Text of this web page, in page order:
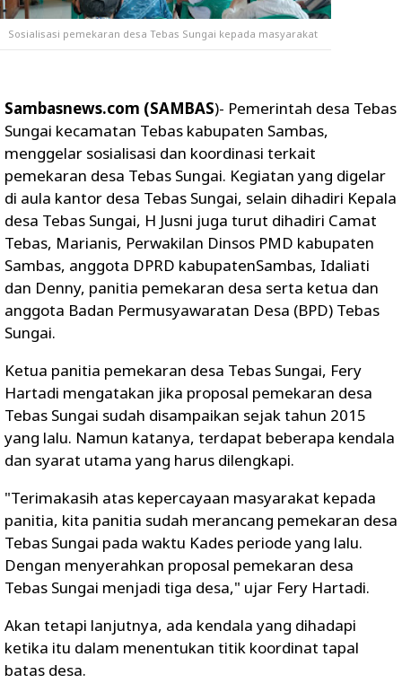
Sosialisasi pemekaran desa Tebas Sungai kepada masyarakat
Sambasnews.com (SAMBAS)- Pemerintah desa Tebas
Sungai kecamatan Tebas kabupaten Sambas,
menggelar sosialisasi dan koordinasi terkait
pemekaran desa Tebas Sungai. Kegiatan yang digelar
di aula kantor desa Tebas Sungai, selain dihadiri Kepala
desa Tebas Sungai, H Jusni juga turut dihadiri Camat
Tebas, Marianis, Perwakilan Dinsos PMD kabupaten
Sambas, anggota DPRD kabupatenSambas, Idaliati
dan Denny, panitia pemekaran desa serta ketua dan
anggota Badan Permusyawaratan Desa (BPD) Tebas
Sungai.
Ketua panitia pemekaran desa Tebas Sungai, Fery
Hartadi mengatakan jika proposal pemekaran desa
Tebas Sungai sudah disampaikan sejak tahun 2015
yang lalu. Namun katanya, terdapat beberapa kendala
dan syarat utama yang harus dilengkapi.
"Terimakasih atas kepercayaan masyarakat kepada
panitia, kita panitia sudah merancang pemekaran desa
Tebas Sungai pada waktu Kades periode yang lalu.
Dengan menyerahkan proposal pemekaran desa
Tebas Sungai menjadi tiga desa," ujar Fery Hartadi.
Akan tetapi lanjutnya, ada kendala yang dihadapi
ketika itu dalam menentukan titik koordinat tapal
batas desa.